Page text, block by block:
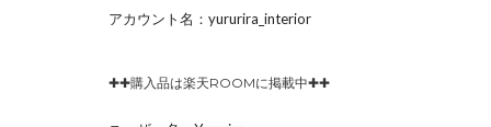
アカウント名：yururira_interior
✚✚購入品は楽天ROOMに掲載中✚✚